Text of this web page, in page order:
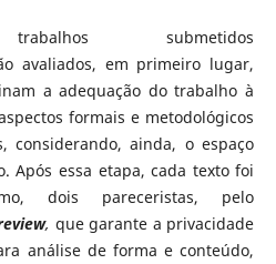
submetidos
avaliados, em primeiro lugar,
a adequação do trabalho à
formais e metodológicos
considerando, ainda, o espaço
Após essa etapa, cada texto foi
dois pareceristas, pelo
, que garante a privacidade
análise de forma e conteúdo,